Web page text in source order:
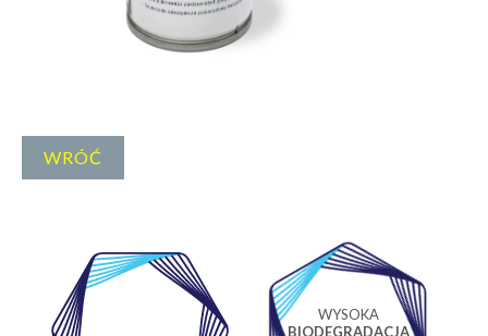
WRÓĆ
WYSOKA
BIODEGRADACJA